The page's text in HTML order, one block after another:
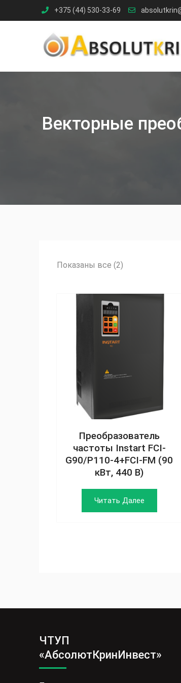
to
+375 (44) 530-33-69
Векторные
Показаны все (2)
рейтингу
Преобразователь
частоты Instart FCI-
G90/P110-4+FCI-FM (90
кВт, 440 В)
Читать Далее
ЧТУП
«АбсолютКринИнвест»